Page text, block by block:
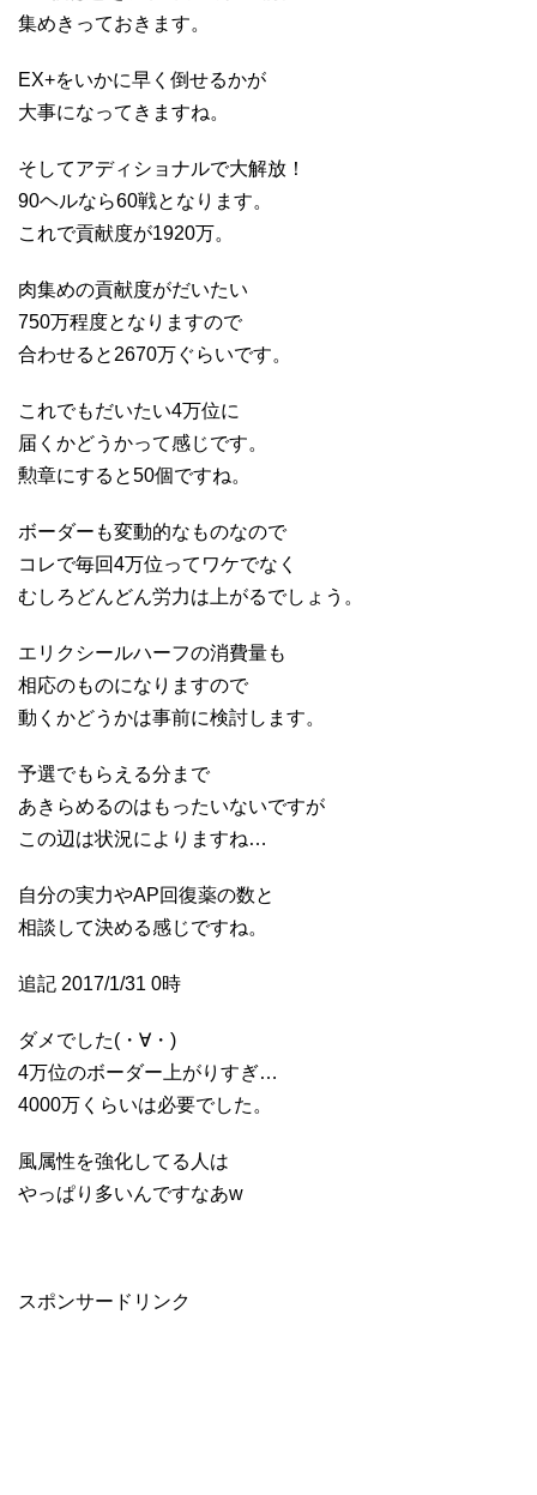
集めきっておきます。
EX+をいかに早く倒せるかが
大事になってきますね。
そしてアディショナルで大解放！
90ヘルなら60戦となります。
これで貢献度が1920万。
肉集めの貢献度がだいたい
750万程度となりますので
合わせると2670万ぐらいです。
これでもだいたい4万位に
届くかどうかって感じです。
勲章にすると50個ですね。
ボーダーも変動的なものなので
コレで毎回4万位ってワケでなく
むしろどんどん労力は上がるでしょう。
エリクシールハーフの消費量も
相応のものになりますので
動くかどうかは事前に検討します。
予選でもらえる分まで
あきらめるのはもったいないですが
この辺は状況によりますね…
自分の実力やAP回復薬の数と
相談して決める感じですね。
追記 2017/1/31 0時
ダメでした(・∀・)
4万位のボーダー上がりすぎ…
4000万くらいは必要でした。
風属性を強化してる人は
やっぱり多いんですなあw
スポンサードリンク